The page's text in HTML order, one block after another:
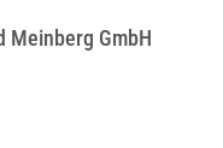
Meinberg GmbH